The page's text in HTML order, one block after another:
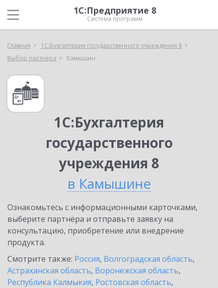
1С:Предприятие 8
Система программ
Главная
1С:Бухгалтерия государственного учреждения 8
Выбор партнёра
Камышин
1С:Бухгалтерия
государственного
учреждения 8
в Камышине
Ознакомьтесь с информационными карточками,
выберите партнёра и отправьте заявку на
консультацию, приобретение или внедрение
продукта.
Смотрите также: Россия, Волгоградская область,
Астраханская область, Воронежская область,
Республика Калмыкия, Ростовская область,